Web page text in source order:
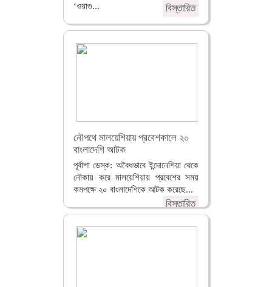
‘ওয়াগু...
বিস্তারিত
নৌপথে মালয়েশিয়ায় প্রবেশকালে ২০
বাংলাদেশি আটক
পূর্বাশা ডেস্ক: অবৈধভাবে ইন্দোনেশিয়া থেকে
নৌকায় করে মালয়েশিয়ায় প্রবেশের সময়
কমপক্ষে ২০ বাংলাদেশিকে আটক করেছে...
বিস্তারিত